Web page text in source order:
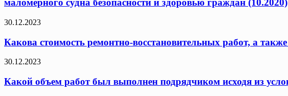
маломерного судна безопасности и здоровью граждан (10.2020)
30.12.2023
Какова стоимость ремонтно-восстановительных работ, а
30.12.2023
Какой объем работ был выполнен подрядчиком исходя из